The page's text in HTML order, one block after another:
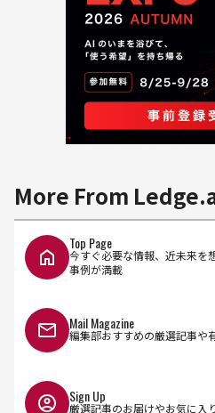
More From
Top Page
今すぐ必要な情報、近未来を
事例が満載
Mail Magazine
編集部おすすめの厳選記事や
Sign Up
厳選記事のお届けやお気に入